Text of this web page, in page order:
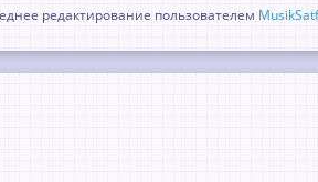
редактирование пользователем